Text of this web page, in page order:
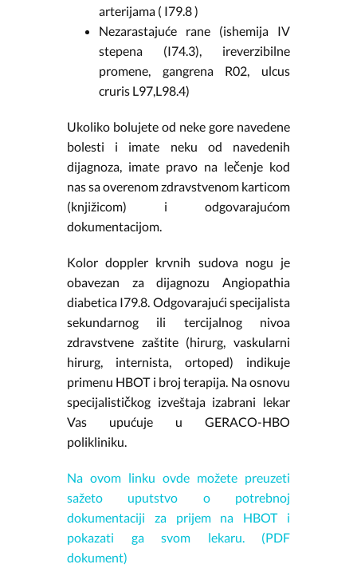
arterijama ( I79.8 )
Nezarastajuće rane (ishemija IV
stepena (I74.3), ireverzibilne
promene, gangrena R02, ulcus
cruris L97,L98.4)
Ukoliko bolujete od neke gore navedene
bolesti i imate neku od navedenih
dijagnoza, imate pravo na lečenje kod
nas sa overenom zdravstvenom karticom
(knjižicom) i odgovarajućom
dokumentacijom.
Kolor doppler krvnih sudova nogu je
obavezan za dijagnozu Angiopathia
diabetica I79.8. Odgovarajući specijalista
sekundarnog ili tercijalnog nivoa
zdravstvene zaštite (hirurg, vaskularni
hirurg, internista, ortoped) indikuje
primenu HBOT i broj terapija. Na osnovu
specijalističkog izveštaja izabrani lekar
Vas upućuje u GERACO-HBO
polikliniku.
Na ovom linku ovde možete preuzeti
sažeto uputstvo o potrebnoj
dokumentaciji za prijem na HBOT i
pokazati ga svom lekaru. (PDF
dokument)